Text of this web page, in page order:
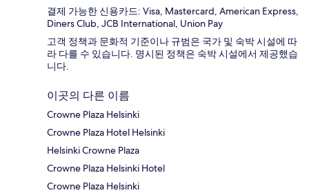
결제 가능한 신용카드: Visa, Mastercard, American Express,
Diners Club, JCB International, Union Pay
고객 정책과 문화적 기준이나 규범은 국가 및 숙박 시설에 따
라 다를 수 있습니다. 명시된 정책은 숙박 시설에서 제공했습
니다.
이곳의 다른 이름
Crowne Plaza Helsinki
Crowne Plaza Hotel Helsinki
Helsinki Crowne Plaza
Crowne Plaza Helsinki Hotel
Crowne Plaza Helsinki